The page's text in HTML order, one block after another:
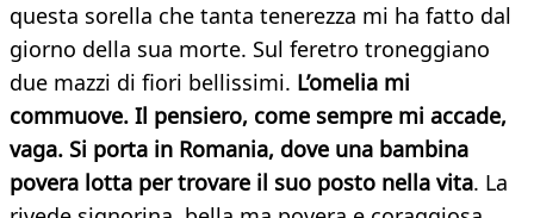
questa sorella che tanta tenerezza mi ha fatto dal
giorno della sua morte. Sul feretro troneggiano
due mazzi di fiori bellissimi. L’omelia mi
commuove. Il pensiero, come sempre mi accade,
vaga. Si porta in Romania, dove una bambina
povera lotta per trovare il suo posto nella vita. La